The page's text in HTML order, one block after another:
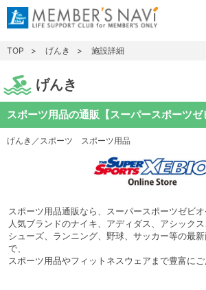
TOP げんき 施設詳細
げんき
スポーツ用品の通販【スーパースポーツゼ
げんき／スポーツ スポーツ用品
スポーツ用品通販なら、スーパースポーツゼビオ
人気ブランドのナイキ、アディダス、アシック
シューズ、ランニング、野球、サッカー等の最
で、
スポーツ用品やフィットネスウェアまで豊富にご